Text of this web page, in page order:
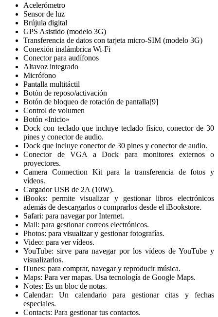
Acelerómetro
Sensor de luz
Brújula digital
GPS Asistido (modelo 3G)
Transferencia de datos con tarjeta micro-SIM (modelo 3G)
Conexión inalámbrica Wi-Fi
Conector para audífonos
Altavoz integrado
Micrófono
Pantalla multitáctil
Botón de reposo/activación
Botón de bloqueo de rotación de pantalla[9]
Control de volumen
Botón «Inicio»
Dock con teclado que incluye teclado físico, conector de 30
pines y conector de audio.
Dock que incluye conector de 30 pines y conector de audio.
Conector de VGA a Dock para monitores externos o
proyectores.
Camera Connection Kit para la transferencia de fotos y
vídeos.
Cargador USB de 2A (10W).
iBooks: permite visualizar y gestionar libros electrónicos
además de descargarlos o comprarlos desde el iBookstore.
Safari: para navegar por Internet.
Mail: para gestionar correos electrónicos.
Photos: para visualizar y gestionar fotografías.
Video: para ver vídeos.
YouTube: sirve para navegar por los vídeos de YouTube y
visualizarlos.
iTunes: para comprar, navegar y reproducir música.
Maps: Para ver mapas. Usa tecnología de Google Maps.
Notes: Es un bloc de notas.
Calendar: Un calendario para gestionar citas y fechas
especiales.
Contacts: Para gestionar tus contactos.